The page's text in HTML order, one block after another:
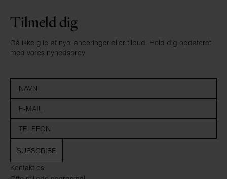
Kontakt os
Tilmeld dig
Gå ikke glip af nye lanceringer eller tilbud. Hold dig opdateret
med vores nyhedsbrev
SUBSCRIBE